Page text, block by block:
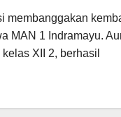
membanggakan
MAN 1 Indramayu.
XII 2, berhasil